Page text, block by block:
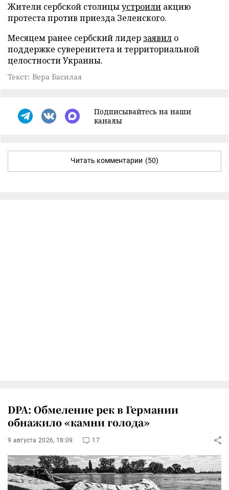
Жители сербской столицыустроили акцию
протеста против приезда Зеленского.
Месяцем ранее сербский лидер заявил о
поддержке суверенитета и территориальной
целостности Украины.
Текст: Вера Басилая
Подписывайтесь на наши
каналы
Читать комментарии (50)
DPA: Обмеление рек в Германии
обнажило «камни голода»
9 августа 2026, 18:09 17